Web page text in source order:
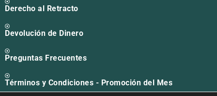
Derecho al Retracto
Devolución de Dinero
Preguntas Frecuentes
Términos y Condiciones - Promoción del Mes